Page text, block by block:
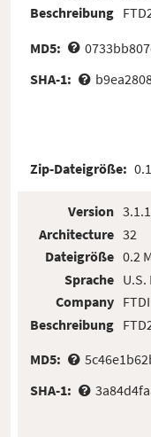
Beschreibung
MD5:
SHA-1:
Zip-Dateigröße:
Version
Architecture
Dateigröße
Sprache
Company
Beschreibung
32
0.2
U.S.
MD5:
SHA-1: